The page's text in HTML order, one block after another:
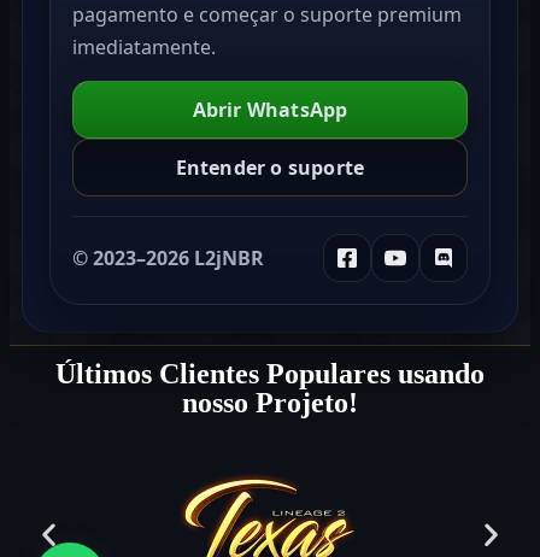
pagamento e começar o suporte premium
imediatamente.
Abrir WhatsApp
Entender o suporte
© 2023–2026 L2jNBR
Últimos Clientes Populares usando
nosso Projeto!